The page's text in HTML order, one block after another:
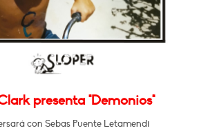
presenta "Demonios"
con Sebas Puente Letamendi